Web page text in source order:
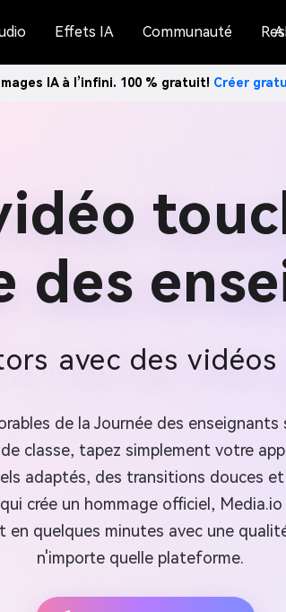
Effets IA Communauté
IA à l’infini. 100 % gratuit! Créer
des
avec des
de la Journée des
classe, tapez simplement votre
adaptés, des transitions douces
crée un hommage officiel,
quelques minutes avec une
n'importe quelle plateforme.